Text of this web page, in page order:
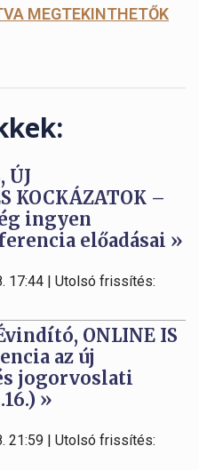
MEGTEKINTHETŐK
ÚJ
KOCKÁZATOK –
ingyen
előadásai »
17:44 | Utolsó frissítés:
ONLINE IS
az új
jogorvoslati
»
21:59 | Utolsó frissítés: